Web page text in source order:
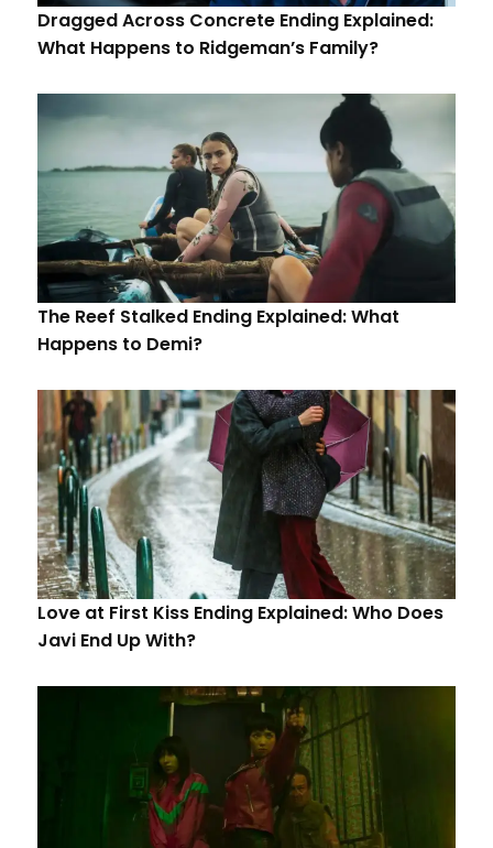
Dragged Across Concrete Ending Explained:
What Happens to Ridgeman’s Family?
The Reef Stalked Ending Explained: What
Happens to Demi?
Love at First Kiss Ending Explained: Who Does
Javi End Up With?